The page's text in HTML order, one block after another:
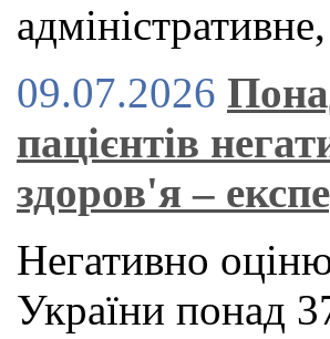
09.07.2026
пацієнтів
здоров'я –
Негативно
України понад